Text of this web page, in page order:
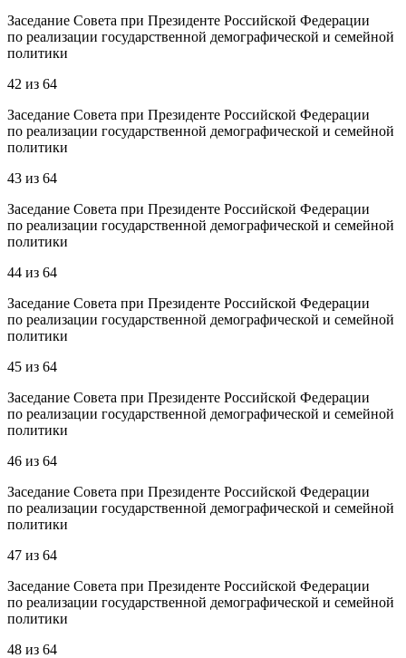
Заседание Совета при Президенте Российской Федерации
по реализации государственной демографической и семейной
политики
42 из 64
Заседание Совета при Президенте Российской Федерации
по реализации государственной демографической и семейной
политики
43 из 64
Заседание Совета при Президенте Российской Федерации
по реализации государственной демографической и семейной
политики
44 из 64
Заседание Совета при Президенте Российской Федерации
по реализации государственной демографической и семейной
политики
45 из 64
Заседание Совета при Президенте Российской Федерации
по реализации государственной демографической и семейной
политики
46 из 64
Заседание Совета при Президенте Российской Федерации
по реализации государственной демографической и семейной
политики
47 из 64
Заседание Совета при Президенте Российской Федерации
по реализации государственной демографической и семейной
политики
48 из 64